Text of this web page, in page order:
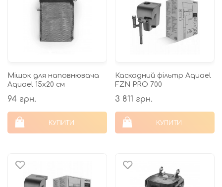
Мішок для наповнювача
Aquael 15х20 см
94 грн.
КУПИТИ
Каскадний фільтр Aquael
FZN PRO 700
3 811 грн.
КУПИТИ